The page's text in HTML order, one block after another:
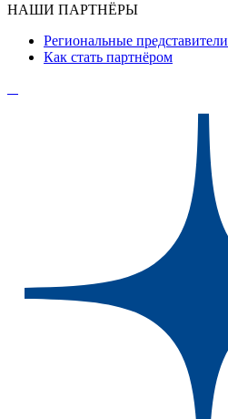
НАШИ ПАРТНЁРЫ
Региональные представители
Как стать партнёром